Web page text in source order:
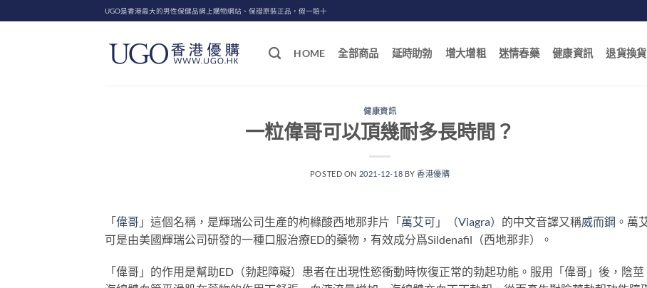
to
UGO是香港最大的男性保健品網上購物網站、保證原裝正品，假一賠十
HOME 全部商品 延時助勃 增大增粗 迷情春藥 健康資訊 退貨換貨
健康資訊
一粒偉哥可以頂幾耐多長時間？
POSTED ON 2021-12-18 BY香港優購
「偉哥 」這個名稱，是輝瑞公司生產的枸櫞酸西地那非片「萬艾可 」（Viagra）的中文音譯又稱威而鋼 。萬
可是由美國輝瑞公司研發的一種口服治療ED的藥物，有效成分爲Sildenafil（西地那非）。
「偉哥」的作用是幫助ED（勃起障礙）患者在出現性慾衝動時恢復正常的勃起功能。服用「偉哥」後，陰莖